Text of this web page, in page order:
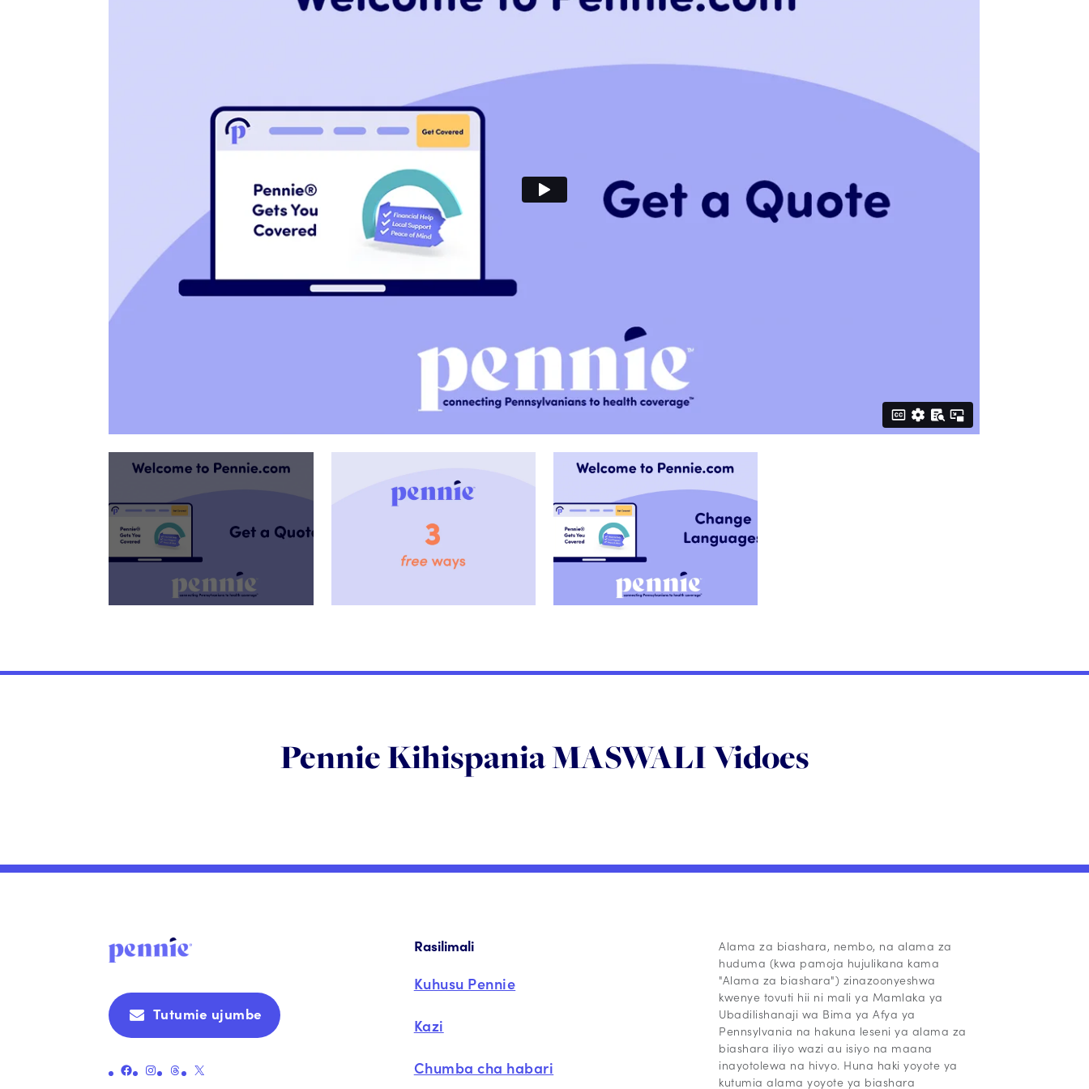
Pennie Kihispania MASWALI Vidoes
Tutumie ujumbe
Unganisha kwenye ukurasa rasmi wa Facebook wa PennieUnganisha kwenye ukurasa rasmi wa Instagram wa PennieUnganisha kwenye ukurasa rasmi wa PennieUnganisha kwenye ukurasa rasmi wa Pennie X (zamani Twitter)
Rasilimali
Kuhusu Pennie
Kazi
Chumba cha habari
Alama za biashara, nembo, na alama za
huduma (kwa pamoja hujulikana kama
"Alama za biashara") zinazoonyeshwa
kwenye tovuti hii ni mali ya Mamlaka ya
Ubadilishanaji wa Bima ya Afya ya
Pennsylvania na hakuna leseni ya alama za
biashara iliyo wazi au isiyo na maana
inayotolewa na hivyo. Huna haki yoyote ya
kutumia alama yoyote ya biashara